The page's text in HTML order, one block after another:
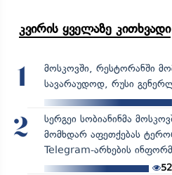
კვირის ყველაზე კითხვადი
1
მოსკოვში, რესტორანში
სავარაუდოდ, რუსი
2
სერგეი სობიანინმა
მომხდარ აფეთქებას
Telegram-არხების